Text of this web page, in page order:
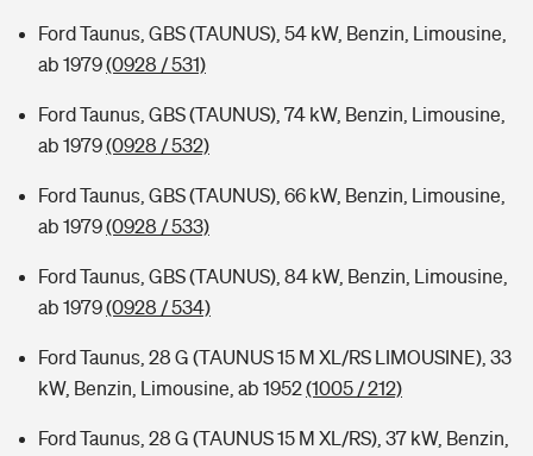
Ford Taunus, GBS (TAUNUS), 54 kW, Benzin, Limousine,
ab 1979(0928 / 531)
Ford Taunus, GBS (TAUNUS), 74 kW, Benzin, Limousine,
ab 1979(0928 / 532)
Ford Taunus, GBS (TAUNUS), 66 kW, Benzin, Limousine,
ab 1979(0928 / 533)
Ford Taunus, GBS (TAUNUS), 84 kW, Benzin, Limousine,
ab 1979(0928 / 534)
Ford Taunus, 28 G (TAUNUS 15 M XL/RS LIMOUSINE), 33
kW, Benzin, Limousine, ab 1952(1005 / 212)
Ford Taunus, 28 G (TAUNUS 15 M XL/RS), 37 kW, Benzin,